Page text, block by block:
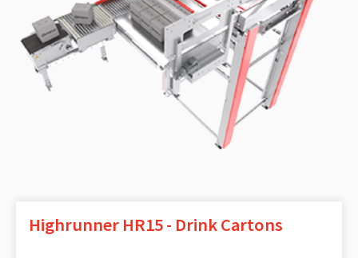
Highrunner HR15 - Drink Cartons